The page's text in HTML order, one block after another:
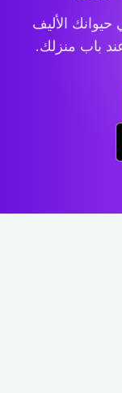
حيوانك الأليف
باب منزلك.